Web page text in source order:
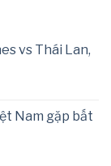
vs Thái Lan,
Nam gặp bất